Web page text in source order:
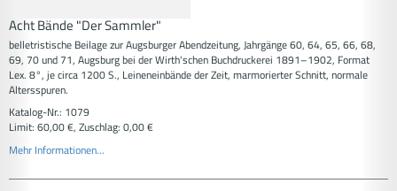
Acht Bände "Der Sammler"
belletristische Beilage zur Augsburger Abendzeitung, Jahrgänge 60, 64, 65, 66, 68,
69, 70 und 71, Augsburg bei der Wirth'schen Buchdruckerei 1891–1902, Format
Lex. 8°, je circa 1200 S., Leineneinbände der Zeit, marmorierter Schnitt, normale
Altersspuren.
Katalog-Nr.: 1079
Limit: 60,00 €, Zuschlag: 0,00 €
Mehr Informationen...